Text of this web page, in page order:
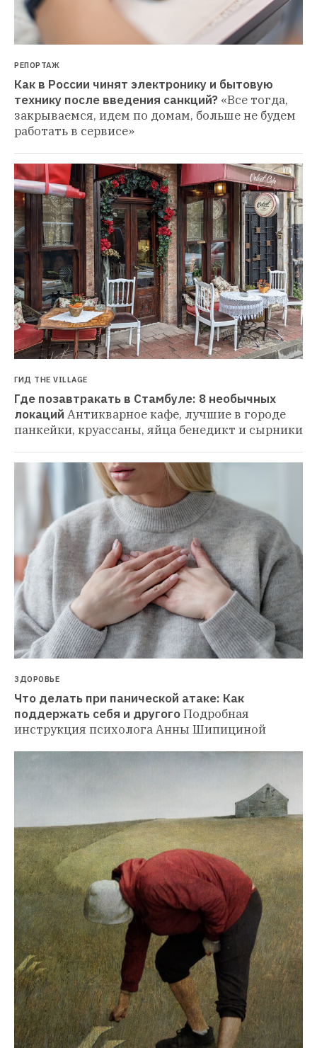
РЕПОРТАЖ
Как в России чинят электронику и бытовую
технику после введения санкций? «Все тогда,
закрываемся, идем по домам, больше не будем
работать в сервисе»
ГИД THE VILLAGE
Где позавтракать в Стамбуле: 8 необычных
локаций Антикварное кафе, лучшие в городе
панкейки, круассаны, яйца бенедикт и сырники
ЗДОРОВЬЕ
Что делать при панической атаке: Как
поддержать себя и другогоПодробная
инструкция психолога Анны Шипициной